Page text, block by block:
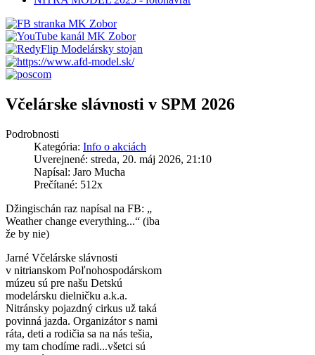
Včelárske slávnosti v SPM 2026
Podrobnosti
Kategória: Info o akciách
Uverejnené: streda, 20. máj 2026, 21:10
Napísal: Jaro Mucha
Prečítané: 512x
Džingischán raz napísal na FB: „
Weather change everything...“ (iba
že by nie)
Jarné Včelárske slávnosti
v nitrianskom Poľnohospodárskom
múzeu sú pre našu Detskú
modelársku dielničku a.k.a.
Nitránsky pojazdný cirkus už taká
povinná jazda. Organizátor s nami
ráta, deti a rodičia sa na nás tešia,
my tam chodíme radi...všetci sú